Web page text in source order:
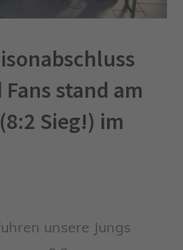
stand am
Sieg!) im
unsere Jungs